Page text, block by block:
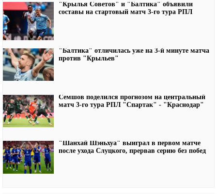
"Крылья Советов" и "Балтика" объявили
составы на стартовый матч 3-го тура РПЛ
"Балтика" отличилась уже на 3-й минуте матча
против "Крыльев"
Семшов поделился прогнозом на центральный
матч 3-го тура РПЛ "Спартак" - "Краснодар"
"Шанхай Шэньхуа" выиграл в первом матче
после ухода Слуцкого, прервав серию без побед